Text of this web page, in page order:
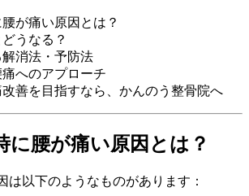
が痛い原因とは？
うなる？
消法・予防法
へのアプローチ
善を目指すなら、かんのう整骨院へ
に腰が痛い原因とは？
は以下のようなものがあります：